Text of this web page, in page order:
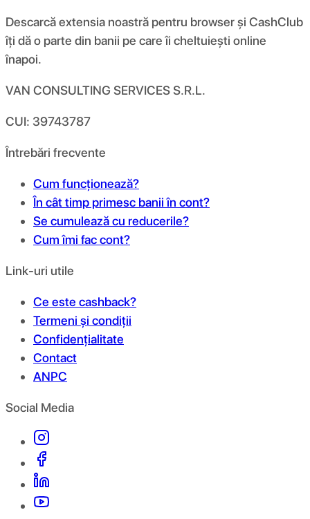
Descarcă extensia noastră pentru browser și CashClub
îți dă o parte din banii pe care îi cheltuiești online
înapoi.
VAN CONSULTING SERVICES S.R.L.
CUI: 39743787
Întrebări frecvente
Cum funcționează?
În cât timp primesc banii în cont?
Se cumulează cu reducerile?
Cum îmi fac cont?
Link-uri utile
Ce este cashback?
Termeni și condiții
Confidențialitate
Contact
ANPC
Social Media